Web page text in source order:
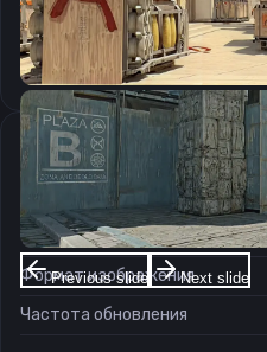
Previous slide Next slide
Ускорение мыши:
m_rawinput:
Настройки экрана
Разрешение
Соотношение сторон
Формат изображения
Частота обновления